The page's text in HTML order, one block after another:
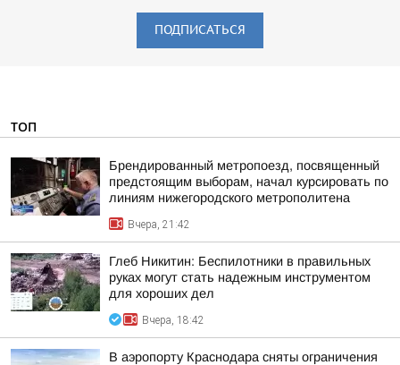
ПОДПИСАТЬСЯ
ТОП
Брендированный метропоезд, посвященный
предстоящим выборам, начал курсировать по
линиям нижегородского метрополитена
Вчера, 21:42
Глеб Никитин: Беспилотники в правильных
руках могут стать надежным инструментом
для хороших дел
Вчера, 18:42
В аэропорту Краснодара сняты ограничения